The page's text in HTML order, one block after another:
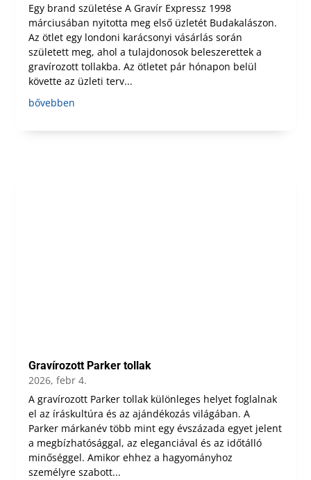
Egy brand születése A Gravír Expressz 1998
márciusában nyitotta meg első üzletét Budakalászon.
Az ötlet egy londoni karácsonyi vásárlás során
született meg, ahol a tulajdonosok beleszerettek a
gravírozott tollakba. Az ötletet pár hónapon belül
követte az üzleti terv...
bővebben
Gravírozott Parker tollak
2026, febr 4.
A gravírozott Parker tollak különleges helyet foglalnak
el az íráskultúra és az ajándékozás világában. A
Parker márkanév több mint egy évszázada egyet jelent
a megbízhatósággal, az eleganciával és az időtálló
minőséggel. Amikor ehhez a hagyományhoz
személyre szabott...